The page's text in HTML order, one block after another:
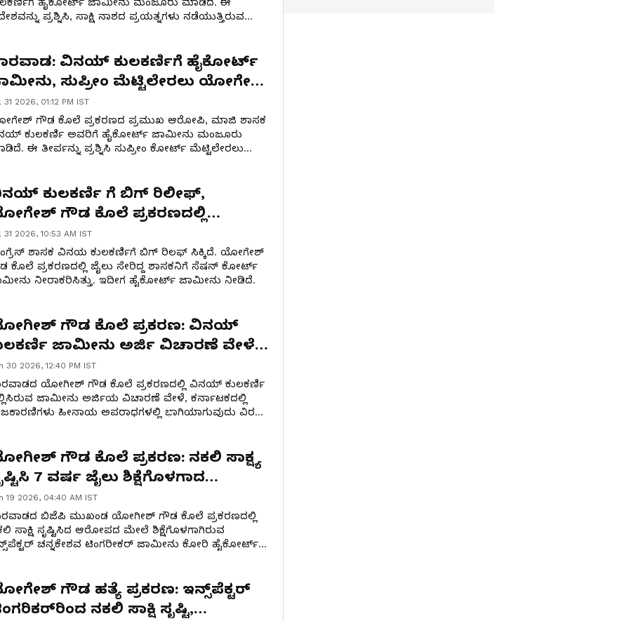
ಪ್ರಶ್ನಿಸಿ, ಸಾಕ್ಷಿ ನಾಶದ ಪ್ರಯತ್ನಗಳು ನಡೆಯುತ್ತಿರುವ
ವಿನಯ್ ಕುಲಕರ್ಣಿಗೆ ಹೈಕೋರ್ಟ್
ಸುಪ್ರೀಂ ಮೆಟ್ಟಿಲೇರಲು ಯೋಗೇಶ್
ಸಹೋದರನ ಚಿಂತನೆ!
31 2026, 01:12 PM IST
ಗೌಡ ಕೊಲೆ ಪ್ರಕರಣದ ಪ್ರಮುಖ ಆರೋಪಿ, ಮಾಜಿ ಶಾಸಕ
ಕುಲಕರ್ಣಿ ಅವರಿಗೆ ಹೈಕೋರ್ಟ್ ಜಾಮೀನು ಮಂಜೂರು
ಈ ತೀರ್ಪನ್ನು ಪ್ರಶ್ನಿಸಿ ಸುಪ್ರೀಂ ಕೋರ್ಟ್ ಮೆಟ್ಟಿಲೇರಲು
ಕುಲಕರ್ಣಿ ಗೆ ಬಿಗ್ ರಿಲೀಫ್​,
ಗೌಡ ಕೊಲೆ ಪ್ರಕರಣದಲ್ಲಿ
ನೀಡಿದ ಹೈಕೋರ್ಟ್
31 2026, 10:53 AM IST
ಶಾಸಕ ವಿನಯ ಕುಲಕರ್ಣಿಗೆ ಬಿಗ್ ರಿಲಫ್ ಸಿಕ್ಕಿದೆ. ಯೋಗೇಶ್
ಕೊಲೆ ಪ್ರಕರಣದಲ್ಲಿ ಜೈಲು ಸೇರಿದ್ದ ಶಾಸಕನಿಗೆ ಸೆಷನ್ ಕೋರ್ಟ್
ನೀರಾಕರಿಸಿತ್ತು. ಇದೀಗ ಹೈಕೋರ್ಟ್ ಜಾಮೀನು ನೀಡಿದೆ.
ಗೌಡ ಕೊಲೆ ಪ್ರಕರಣ: ವಿನಯ್
ಜಾಮೀನು ಅರ್ಜಿ ವಿಚಾರಣೆ ವೇಳೆ
ರಾಜಕಾರಣಿಗಳ ಬಗ್ಗೆ ಹೈಕೋರ್ಟ್
30 2026, 12:40 PM IST
ಯೋಗೀಶ್ ಗೌಡ ಕೊಲೆ ಪ್ರಕರಣದಲ್ಲಿ ವಿನಯ್ ಕುಲಕರ್ಣಿ
ಜಾಮೀನು ಅರ್ಜಿಯ ವಿಚಾರಣೆ ವೇಳೆ, ಕರ್ನಾಟಕದಲ್ಲಿ
ಹೀನಾಯ ಅಪರಾಧಗಳಲ್ಲಿ ಭಾಗಿಯಾಗುವುದು ವಿರಳ
ಗೌಡ ಕೊಲೆ ಪ್ರಕರಣ: ನಕಲಿ ಸಾಕ್ಷ್ಯ
7 ವರ್ಷ ಜೈಲು ಶಿಕ್ಷೆಗೊಳಗಾದ
ಟಿಂಗರೀಕರ್‌ಗೆ ಬೇಲ್ ಸಿಗುತ್ತಾ?
19 2026, 04:40 AM IST
ಬಿಜೆಪಿ ಮುಖಂಡ ಯೋಗೀಶ್ ಗೌಡ ಕೊಲೆ ಪ್ರಕರಣದಲ್ಲಿ
ಸಾಕ್ಷಿ ಸೃಷ್ಟಿಸಿದ ಆರೋಪದ ಮೇಲೆ ಶಿಕ್ಷೆಗೊಳಗಾಗಿರುವ
ಚನ್ನಕೇಶವ ಟಿಂಗರೀಕರ್‌ ಜಾಮೀನು ಕೋರಿ ಹೈಕೋರ್ಟ್‌ಗೆ
ಗೌಡ ಹತ್ಯೆ ಪ್ರಕರಣ: ಇನ್ಸ್‌ಪೆಕ್ಟರ್‌
ನಕಲಿ ಸಾಕ್ಷಿ ಸೃಷ್ಟಿ,